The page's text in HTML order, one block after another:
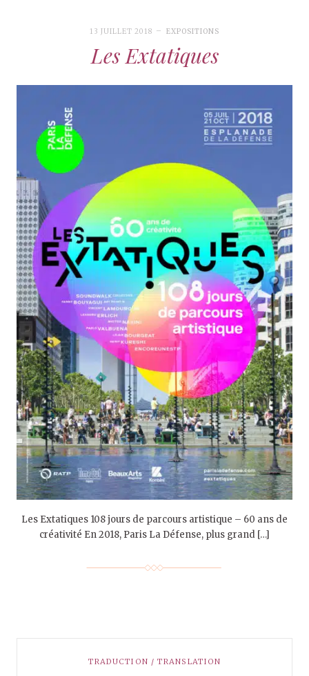
13 JUILLET 2018 EXPOSITIONS
Les Extatiques
Les Extatiques 108 jours de parcours artistique – 60 ans de
créativité En 2018, Paris La Défense, plus grand […]
TRADUCTION / TRANSLATION